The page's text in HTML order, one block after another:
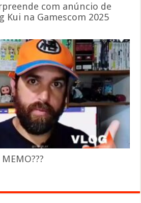
com anúncio de
Kui na Gamescom 2025
MEMO???